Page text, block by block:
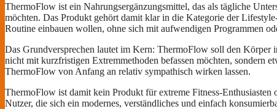
ThermoFlow ist ein Nahrungsergänzungsmittel, das als tägliche
möchten. Das Produkt gehört damit klar in die Kategorie der
Routine einbauen wollen, ohne sich mit aufwendigen Programmen
Das Grundversprechen lautet im Kern: ThermoFlow soll den Körper
nicht mit kurzfristigen Extremmethoden befassen möchten, sondern
ThermoFlow von Anfang an relativ sympathisch wirken lassen.
ThermoFlow ist damit kein Produkt für extreme Fitness-
Nutzer, die sich ein modernes, verständliches und einfach